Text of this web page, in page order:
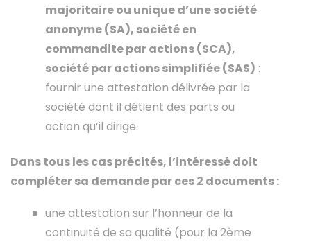
majoritaire ou unique d’une société
anonyme (SA), société en
commandite par actions (SCA),
société par actions simplifiée (SAS) :
fournir une attestation délivrée par la
société dont il détient des parts ou
action qu’il dirige.
Dans tous les cas précités, l’intéressé doit
compléter sa demande par ces 2 documents :
une attestation sur l’honneur de la
continuité de sa qualité (pour la 2ème